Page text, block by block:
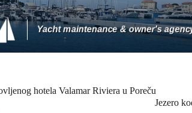
hotela Valamar Riviera u Poreču
Jezero